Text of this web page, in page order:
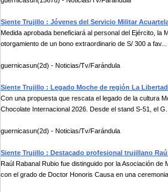
Siente Trujillo : Jóvenes del Servicio Militar
Medida aprobada beneficiará al personal del Ejército, la
otorgamiento de un bono extraordinario de S/ 300 a fav...
guernicasun(2d) - Noticias/Tv/Farándula
Siente Trujillo : Legado Moche de región La
Con una propuesta que rescata el legado de la cultura
Chocolate Internacional 2026. Desde el stand S-51, el
guernicasun(2d) - Noticias/Tv/Farándula
Siente Trujillo : Destacado profesional trujillano
Raúl Rabanal Rubio fue distinguido por la Asociación
con el grado de Doctor Honoris Causa en una